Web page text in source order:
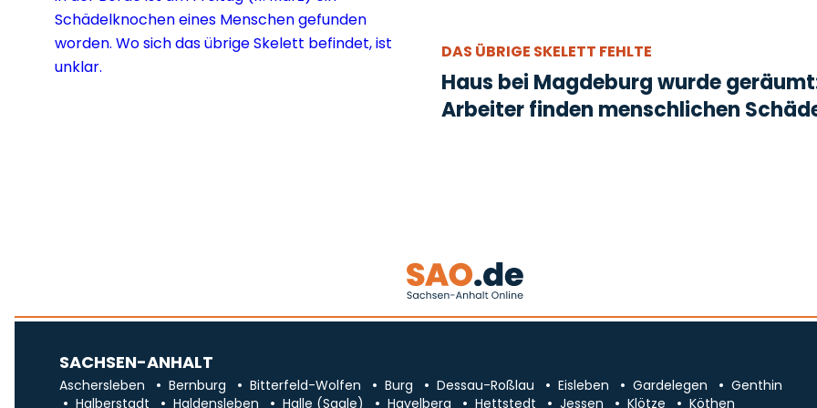
DAS ÜBRIGE SKELETT FEHLTE
Haus bei Magdeburg wurde
Arbeiter finden menschlichen
SACHSEN-ANHALT
Aschersleben Bernburg Bitterfeld-Wolfen Burg Dessau-Roßlau Eisleben Gardelegen
Genthin
Halberstadt
Haldensleben Halle (Saale) Havelberg Hettstedt Jessen Klötze Köthen